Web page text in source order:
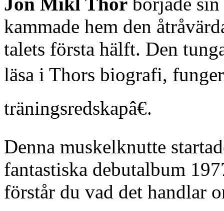
kammade hem den
talets första hälft. Den
läsa i Thors biografi,
träningsredskapâ€.
Denna muskelknutte
fantastiska debutalbum
förstår du vad det handlar